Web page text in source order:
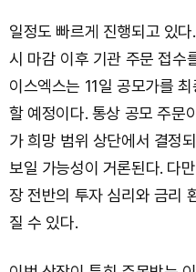
일정도 빠르게 진행되고 있
시 마감 이후 기관 주문 접수
이스엑스는 11일 공모가를
할 예정이다. 통상 공모 주문
가 희망 범위 상단에서 결정
보일 가능성이 거론된다. 다
장 전반의 투자 심리와 금리
질 수 있다.